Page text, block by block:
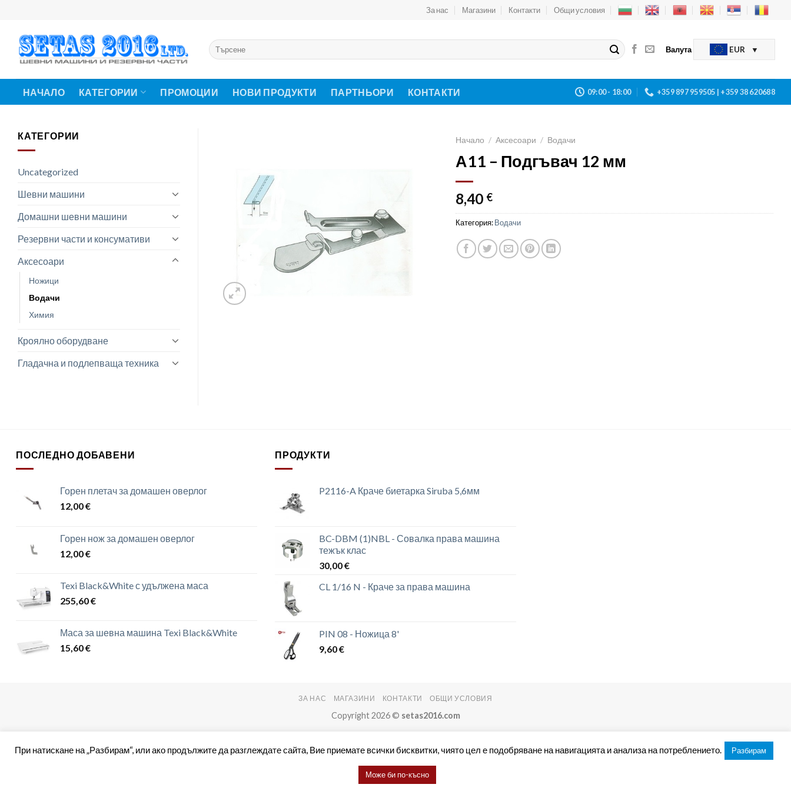
content
За нас Магазини Контакти Общи условия
Търсене
за:
Валута EUR
НАЧАЛО КАТЕГОРИИ ПРОМОЦИИ НОВИ ПРОДУКТИ ПАРТНЬОРИ КОНТАКТИ 09:00 - 18:00 +359 897 959505 | +359 38 620688
КАТЕГОРИИ
Uncategorized
Шевни машини
Домашни шевни машини
Резервни части и консумативи
Аксесоари
Ножици
Водачи
Химия
Кроялно оборудване
Гладачна и подлепваща техника
Начало / Аксесоари / Водачи
А11 – Подгъвач 12 мм
8,40 €
Категория:Водачи
ПОСЛЕДНО ДОБАВЕНИ
Горен плетач за домашен оверлог
12,00€
Горен нож за домашен оверлог
12,00€
Texi Black&White с удължена маса
255,60€
Маса за шевна машина Texi Black&White
15,60€
ПРОДУКТИ
P2116-A Краче биетарка Siruba 5,6мм
BC-DBM (1)NBL - Совалка права машина
тежък клас
30,00€
CL 1/16 N - Краче за права машина
PIN 08 - Ножица 8'
9,60€
ЗА НАС МАГАЗИНИ КОНТАКТИ ОБЩИ УСЛОВИЯ
Copyright 2026 © setas2016.com
При натискане на „Разбирам“, или ако продължите да разглеждате сайта, Вие приемате всички бисквитки, чиято цел е подобряване на навигацията и анализа на потреблението. Разбирам
Може би по-късно